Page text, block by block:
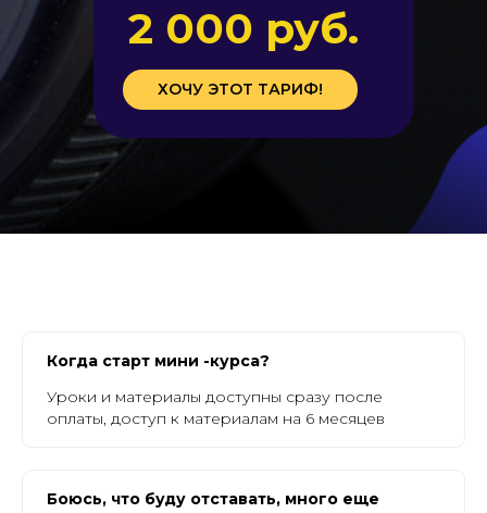
ХОЧУ ЭТОТ ТАРИФ!
2 000 руб.
Когда старт мини -курса?
Уроки и материалы доступны сразу после
оплаты, доступ к материалам на 6 месяцев
Боюсь, что буду отставать, много еще